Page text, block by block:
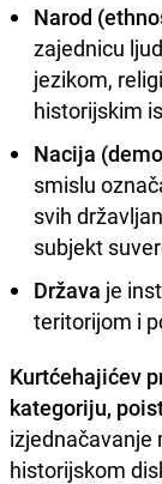
Narod
zajednicu
jezikom,
historijskim
Nacija
smislu
svih
subjekt
Država je
teritorijom i
Kurtćehajićev
kategoriju,
izjednačavanje
historijskom